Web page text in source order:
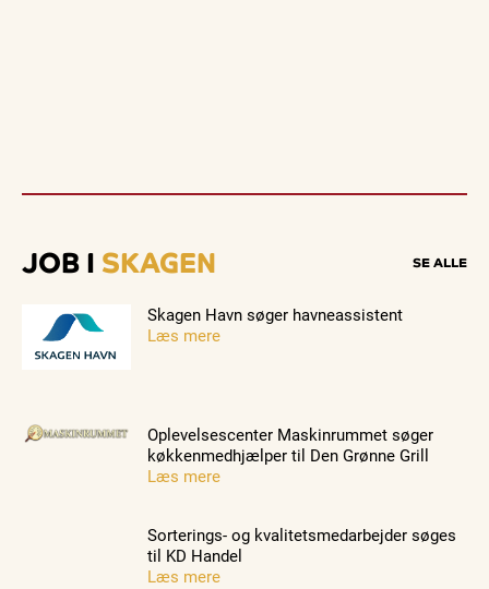
JOB I SKAGEN SE ALLE
Skagen Havn søger havneassistent
Læs mere
Oplevelsescenter Maskinrummet søger
køkkenmedhjælper til Den Grønne Grill
Læs mere
Sorterings- og kvalitetsmedarbejder søges
til KD Handel
Læs mere